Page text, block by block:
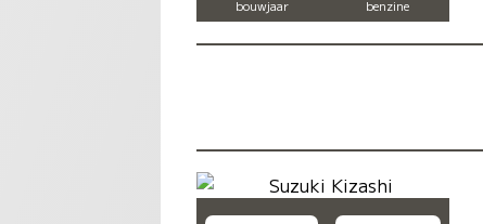
bouwjaar benzine